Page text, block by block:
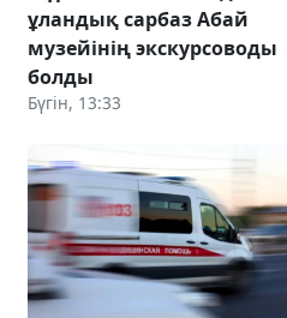
ұландық сарбаз Абай
музейінің экскурсоводы
болды
Бүгін, 13:33